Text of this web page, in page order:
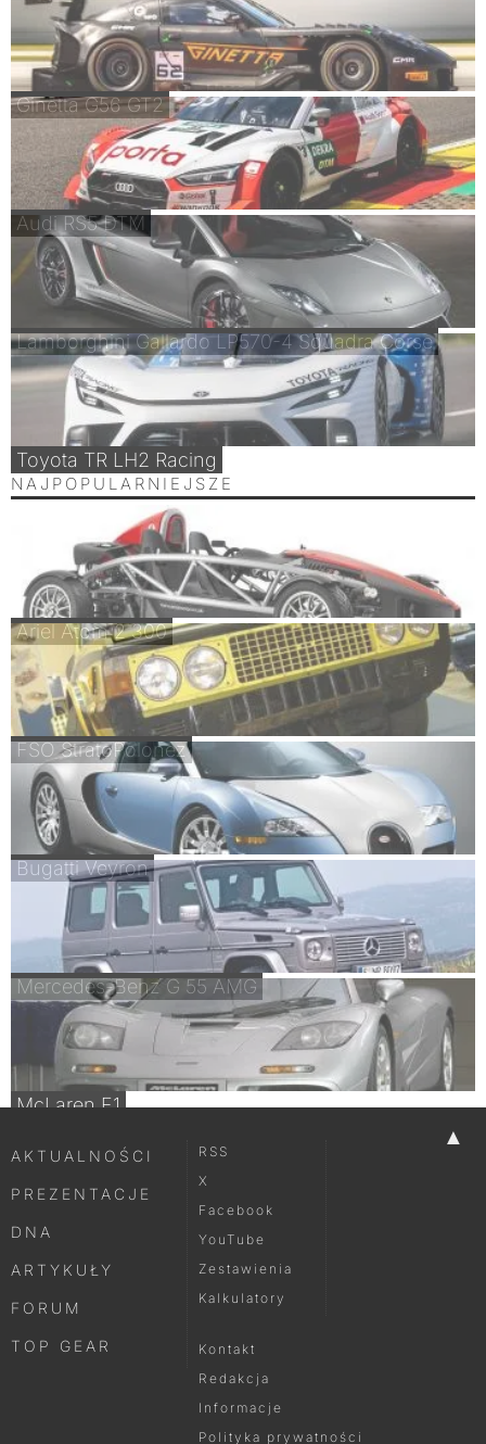
Ginetta G56 GT2
Audi RS5 DTM
Lamborghini Gallardo LP570-4 Squadra Corse
Toyota TR LH2 Racing
NAJPOPULARNIEJSZE
Ariel Atom 2 300
FSO StratoPolonez
Bugatti Veyron
Mercedes-Benz G 55 AMG
McLaren F1
▲
AKTUALNOŚCI
PREZENTACJE
DNA
ARTYKUŁY
FORUM
TOP GEAR
RSS
X
Facebook
YouTube
Zestawienia
Kalkulatory
Kontakt
Redakcja
Informacje
Polityka prywatności